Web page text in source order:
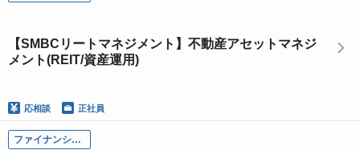
【SMBCリートマネジメント】不動産アセットマネジ
メント(REIT/資産運用)
応相談 正社員
ファイナンシャル・ソリューション本部